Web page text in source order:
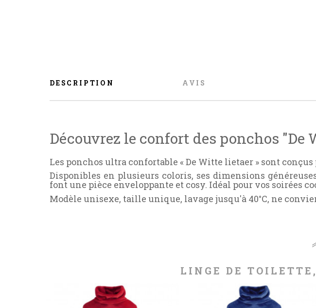
DESCRIPTION AVIS
Découvrez le confort des ponchos "De
Les ponchos ultra confortable « De Witte lietaer » sont
Disponibles en plusieurs coloris, ses dimensions
font une pièce enveloppante et cosy. Idéal pour vos soirées
Modèle unisexe, taille unique, lavage jusqu'à 40°C, ne
LINGE DE